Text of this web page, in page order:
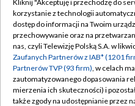
Abonament TVP
Emisja w TVP
Centrum informacji TVP
Naziemna Telewizja
Polityka
Kliknij "Akceptuję i przechodzę do
korzystanie z technologii
dostęp do informacji na Twoim
przechowywanie oraz na
nas, czyli Telewizję Polską S.A. w
Zaufanych Partnerów z IAB* (1201
Partnerów TVP (93 firm), w celach
zautomatyzowanego dopasowania
mierzenia ich skuteczności) i
także zgody na udostępnianie przez